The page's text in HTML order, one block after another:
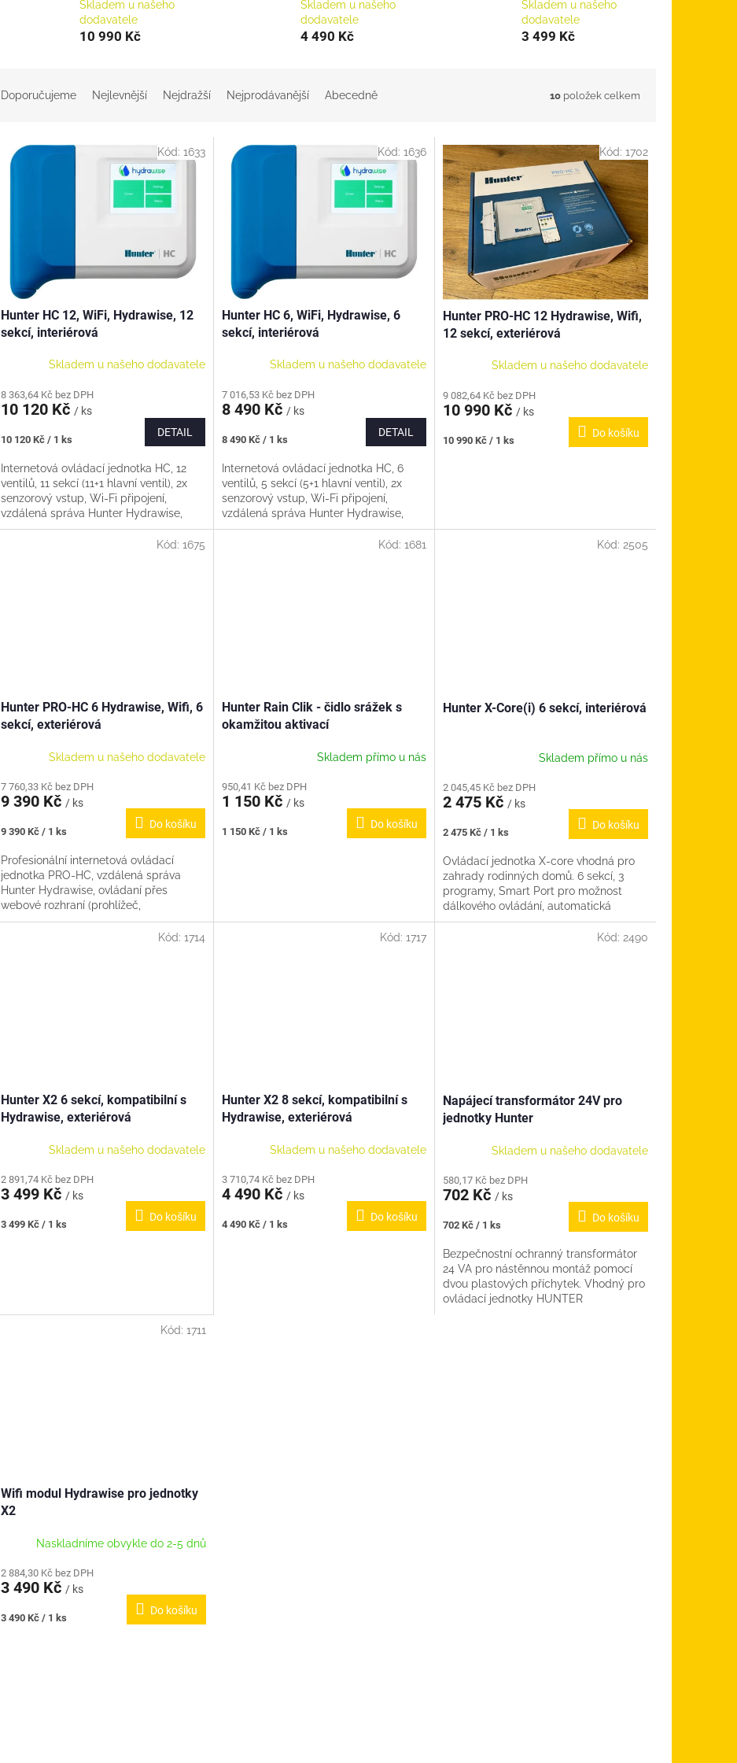
Skladem u našeho
dodavatele
10 990 Kč
Skladem u našeho
dodavatele
4 490 Kč
Skladem u našeho
dodavatele
3 499 Kč
Doporučujeme Nejlevnější Nejdražší Nejprodávanější Abecedně 10 položek celkem
Hunter HC 12, WiFi, Hydrawise, 12
sekcí, interiérová
Skladem u našeho dodavatele
8 363,64 Kč bez DPH
10 120 Kč / ks
Měrná
10 120 Kč / 1 ks
DETAIL
Internetová ovládací jednotka HC, 12
ventilů, 11 sekcí (11+1 hlavní ventil), 2x
senzorový vstup, Wi-Fi připojení,
vzdálená správa Hunter Hydrawise,
ovládání přes webové rozhraní...
Kód: 1633
Hunter HC 6, WiFi, Hydrawise, 6
sekcí, interiérová
Skladem u našeho dodavatele
7 016,53 Kč bez DPH
8 490 Kč / ks
Měrná
8 490 Kč / 1 ks
DETAIL
Internetová ovládací jednotka HC, 6
ventilů, 5 sekcí (5+1 hlavní ventil), 2x
senzorový vstup, Wi-Fi připojení,
vzdálená správa Hunter Hydrawise,
ovládání přes webové rozhraní...
Kód: 1636
Hunter PRO-HC 12 Hydrawise, Wifi,
12 sekcí, exteriérová
Skladem u našeho dodavatele
9 082,64 Kč bez DPH
10 990 Kč / ks
Měrná
10 990 Kč / 1 ks
Do košíku
Kód: 1702
Hunter PRO-HC 6 Hydrawise, Wifi, 6
sekcí, exteriérová
Skladem u našeho dodavatele
7 760,33 Kč bez DPH
9 390 Kč / ks
Měrná
9 390 Kč / 1 ks
Do košíku
Profesionální internetová ovládací
jednotka PRO-HC, vzdálená správa
Hunter Hydrawise, ovládaní přes
webové rozhraní (prohlížeč,
smartphone) či displej, 6 sekcí (+1
Kód: 1675
Hunter Rain Clik - čidlo srážek s
okamžitou aktivací
Skladem přímo u nás
950,41 Kč bez DPH
1 150 Kč / ks
Měrná
1 150 Kč / 1 ks
Do košíku
Kód: 1681
Hunter X-Core(i) 6 sekcí, interiérová
Skladem přímo u nás
2 045,45 Kč bez DPH
2 475 Kč / ks
Měrná
2 475 Kč / 1 ks
Do košíku
Ovládací jednotka X-core vhodná pro
zahrady rodinných domů. 6 sekcí, 3
programy, Smart Port pro možnost
dálkového ovládání, automatická
úprava zavlažování Solar Sync, pauzy...
Kód: 2505
Hunter X2 6 sekcí, kompatibilní s
Hydrawise, exteriérová
Skladem u našeho dodavatele
2 891,74 Kč bez DPH
3 499 Kč / ks
Měrná
3 499 Kč / 1 ks
Do košíku
Kód: 1714
Hunter X2 8 sekcí, kompatibilní s
Hydrawise, exteriérová
Skladem u našeho dodavatele
3 710,74 Kč bez DPH
4 490 Kč / ks
Měrná
4 490 Kč / 1 ks
Do košíku
Kód: 1717
Napájecí transformátor 24V pro
jednotky Hunter
Skladem u našeho dodavatele
580,17 Kč bez DPH
702 Kč / ks
Měrná
702 Kč / 1 ks
Do košíku
Bezpečnostní ochranný transformátor
24 VA pro nástěnnou montáž pomocí
dvou plastových příchytek. Vhodný pro
ovládací jednotky HUNTER
Kód: 2490
Wifi modul Hydrawise pro jednotky
X2
Naskladníme obvykle do 2-5 dnů
2 884,30 Kč bez DPH
3 490 Kč / ks
Měrná
3 490 Kč / 1 ks
Do košíku
Kód: 1711